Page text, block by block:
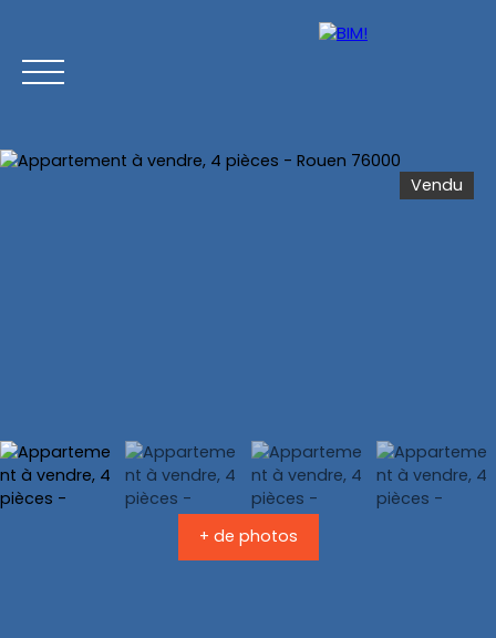
Vendu
+ de photos